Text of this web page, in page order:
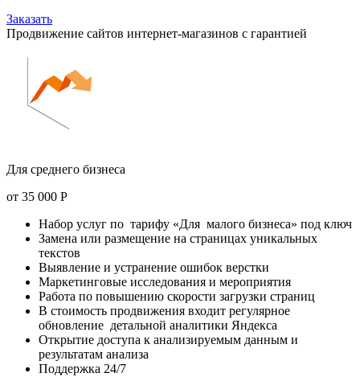
Заказать
Продвижение сайтов интернет-магазинов с гарантией
Для среднего бизнеса
от 35 000 Р
Набор услуг по тарифу «Для малого бизнеса» под ключ
Замена или размещение на страницах уникальных
текстов
Выявление и устранение ошибок верстки
Маркетинговые исследования и мероприятия
Работа по повышению скорости загрузки страниц
В стоимость продвижения входит регулярное
обновление детальной аналитики Яндекса
Открытие доступа к анализируемым данным и
результатам анализа
Поддержка 24/7